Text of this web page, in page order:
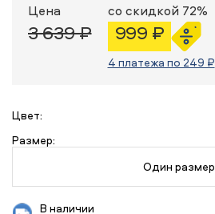
Цена
3 639 ₽
со скидкой 72%
999 ₽
4 платежа по 249 ₽
Цвет:
Размер:
Один размер
В наличии